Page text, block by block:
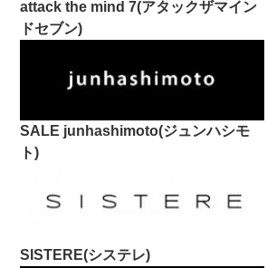
attack the mind 7(アタックザマイン
ドセブン)
SALE junhashimoto(ジュンハシモ
ト)
SISTERE(システレ)